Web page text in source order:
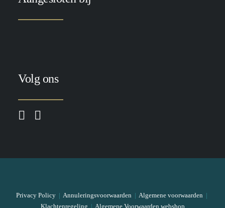
Volg ons
Privacy Policy | Annuleringsvoorwaarden | Algemene voorwaarden |
Klachtenregeling | Algemene Voorwaarden webshop